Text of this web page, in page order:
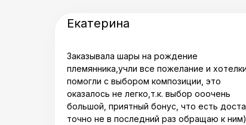
Заказывала шары на рождение
племянника,учли все пожелание и хотелки,
помогли с выбором композиции, это
оказалось не легко,т.к. выбор ооочень
большой, приятный бонус, что есть
точно не в последний раз обращаю к ним)
Екатерина